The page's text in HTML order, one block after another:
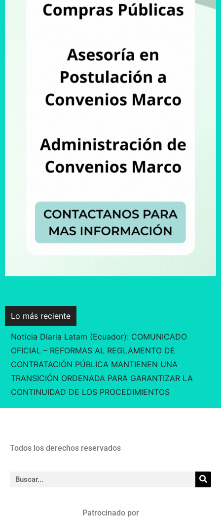
Lo más reciente
Noticia Diaria Latam (Ecuador): COMUNICADO
OFICIAL – REFORMAS AL REGLAMENTO DE
CONTRATACIÓN PÚBLICA MANTIENEN UNA
TRANSICIÓN ORDENADA PARA GARANTIZAR LA
CONTINUIDAD DE LOS PROCEDIMIENTOS
Todos los derechos reservados
Patrocinado por